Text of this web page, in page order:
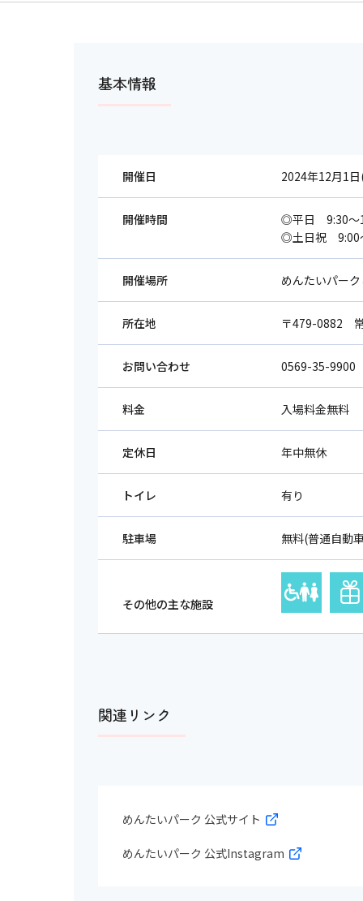
基本情報
開催日 2024年12月1
開催時間
◎平日 9:30～
◎土日祝 9:00
開催場所 めんたいパー
所在地 〒479-0882
お問い合わせ 0569-35-9900
料金 入場料金無料
定休日 年中無休
トイレ 有り
駐車場 無料(普通自動
その他の主な施設
関連リンク
めんたいパーク 公式サイト
めんたいパーク 公式Instagram